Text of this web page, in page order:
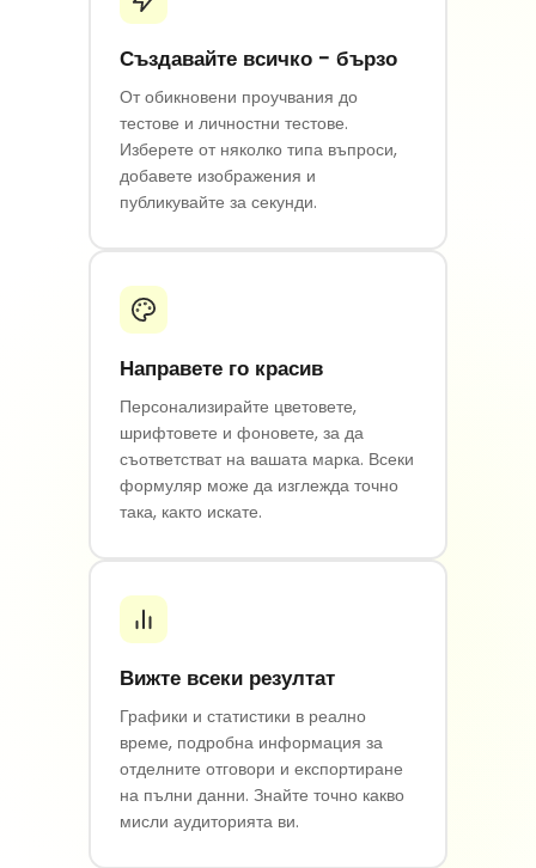
Създавайте всичко - бързо
От обикновени проучвания до
тестове и личностни тестове.
Изберете от няколко типа въпроси,
добавете изображения и
публикувайте за секунди.
Направете го красив
Персонализирайте цветовете,
шрифтовете и фоновете, за да
съответстват на вашата марка. Всеки
формуляр може да изглежда точно
така, както искате.
Вижте всеки резултат
Графики и статистики в реално
време, подробна информация за
отделните отговори и експортиране
на пълни данни. Знайте точно какво
мисли аудиторията ви.